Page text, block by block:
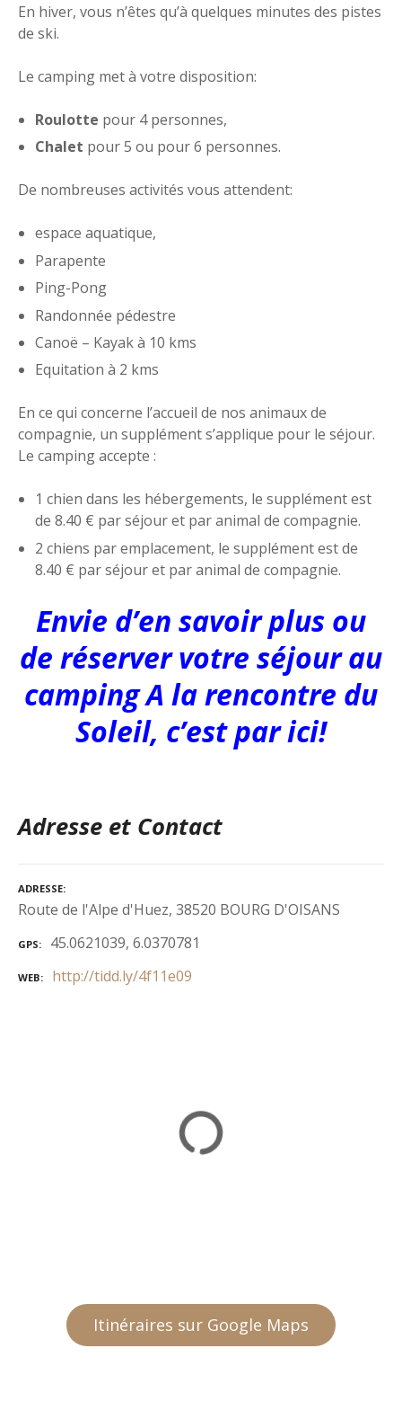
En hiver, vous n’êtes qu’à quelques minutes des pistes
de ski.
Le camping met à votre disposition:
Roulotte pour 4 personnes,
Chalet pour 5 ou pour 6 personnes.
De nombreuses activités vous attendent:
espace aquatique,
Parapente
Ping-Pong
Randonnée pédestre
Canoë – Kayak à 10 kms
Equitation à 2 kms
En ce qui concerne l’accueil de nos animaux de
compagnie, un supplément s’applique pour le séjour.
Le camping accepte :
1 chien dans les hébergements, le supplément est
de 8.40 € par séjour et par animal de compagnie.
2 chiens par emplacement, le supplément est de
8.40 € par séjour et par animal de compagnie.
Envie d’en savoir plus ou
de réserver votre séjour au
camping A la rencontre du
Soleil, c’est par ici!
Adresse et Contact
ADRESSE
Route de l'Alpe d'Huez, 38520 BOURG D'OISANS
GPS 45.0621039, 6.0370781
WEB http://tidd.ly/4f11e09
Itinéraires sur Google Maps